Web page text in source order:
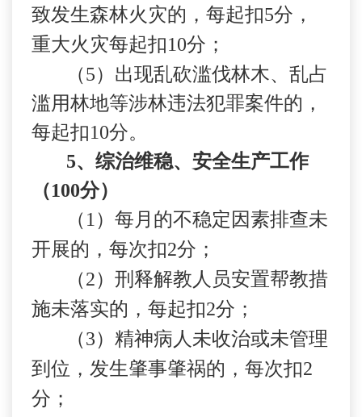
致发生森林火灾的，每起扣5分，
重大火灾每起扣10分；
（5）出现乱砍滥伐林木、乱占
滥用林地等涉林违法犯罪案件的，
每起扣10分。
5、综治维稳、安全生产工作
（100分）
（ 1 ）每月的不稳定因素排查未
开展的，每次扣2分；
（2）刑释解教人员安置帮教措
施未落实的，每起扣2分；
（3）精神病人未收治或未管理
到位，发生肇事肇祸的，每次扣2
分；